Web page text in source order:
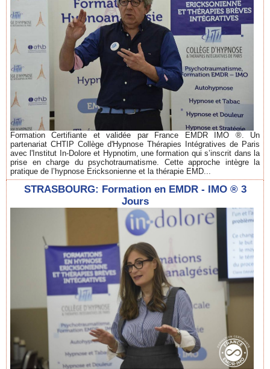
Formation Certifiante et validée par France EMDR IMO ®. Un
partenariat CHTIP Collège d'Hypnose Thérapies Intégratives de Paris
avec l'Institut In-Dolore et Hypnotim, une formation qui s’inscrit dans la
prise en charge du psychotraumatisme. Cette approche intègre la
pratique de l’hypnose Ericksonienne et la thérapie EMD...
STRASBOURG: Formation en EMDR - IMO ® 3
Jours